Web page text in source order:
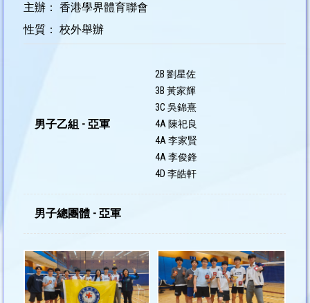
主辦： 香港學界體育聯會
性質： 校外舉辦
男子乙組 - 亞軍
2B 劉星佐
3B 黃家輝
3C 吳錦熹
4A 陳祀良
4A 李家賢
4A 李俊鋒
4D 李皓軒
男子總團體 - 亞軍